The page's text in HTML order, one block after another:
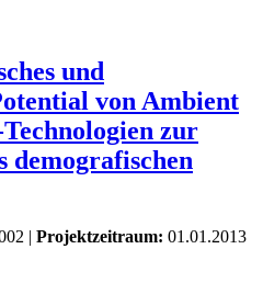
und
von Ambient
zur
demografischen
| Projektzeitraum: 01.01.2013